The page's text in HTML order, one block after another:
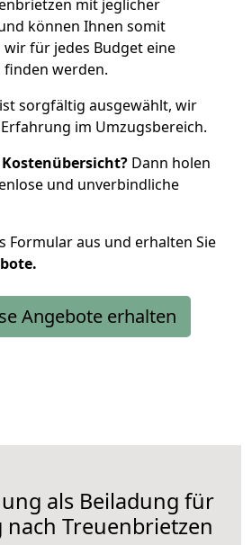
mit jeglicher
können Ihnen somit
für jedes Budget eine
finden werden.
ist sorgfältig ausgewählt, wir
im Umzugsbereich.
Kostenübersicht? Dann holen
und unverbindliche
Formular aus und erhalten Sie
Angebote erhalten
als Beiladung für
nach Treuenbrietzen